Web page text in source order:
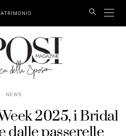
NEWS
2025, i Bridal
dalle passerelle